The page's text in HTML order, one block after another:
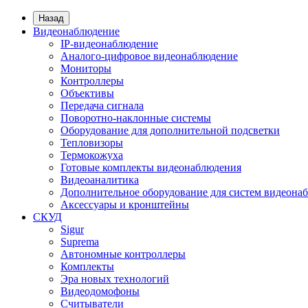
Назад
Видеонаблюдение
IP-видеонаблюдение
Аналого-цифровое видеонаблюдение
Мониторы
Контроллеры
Объективы
Передача сигнала
Поворотно-наклонные системы
Оборудование для дополнительной подсветки
Тепловизоры
Термокожуха
Готовые комплекты видеонаблюдения
Видеоаналитика
Дополнительное оборудование для систем
Аксессуары и кронштейны
СКУД
Sigur
Suprema
Автономные контроллеры
Комплекты
Эра новых технологий
Видеодомофоны
Считыватели